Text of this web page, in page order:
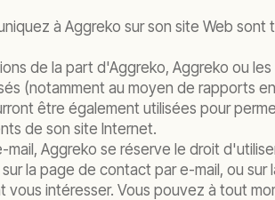
à Aggreko sur son site Web
de la part d'Aggreko, Aggreko ou
(notamment au moyen de rapports
être également utilisées pour
de son site Internet.
Aggreko se réserve le droit
la page de contact par e-mail, ou
intéresser. Vous pouvez à tout